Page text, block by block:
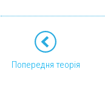
Попередня теорія